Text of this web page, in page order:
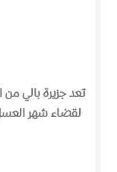
تعد جزيرة بالي
لقضاء شهر العسل